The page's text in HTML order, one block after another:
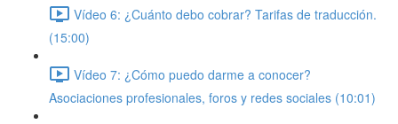
Vídeo 6: ¿Cuánto debo cobrar? Tarifas de traducción.
(15:00)
Vídeo 7: ¿Cómo puedo darme a conocer?
Asociaciones profesionales, foros y redes sociales (10:01)